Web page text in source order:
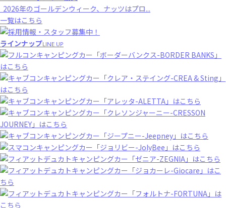
2026年のゴールデンウィーク、ナッツはプロ...
一覧はこちら
ラインナップLINE UP